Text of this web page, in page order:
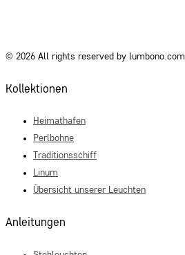
© 2026 All rights reserved by lumbono.com
Kollektionen
Heimathafen
Perlbohne
Traditionsschiff
Linum
Übersicht unserer Leuchten
Anleitungen